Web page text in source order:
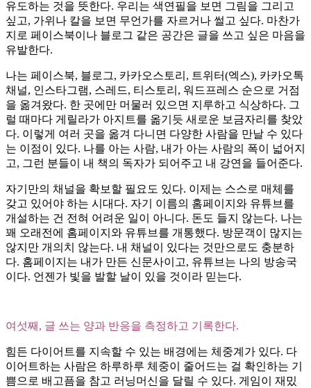
유도하는 것을 뜻한다. 우리는 색연필을 보면 그림을 그리고
싶고, 가위나 칼을 보면 무언가를 자르거나 썰고 싶다. 마찬가
지로 페이스북이나 블로그 같은 공간은 글을 쓰고 싶은 마음을
유발한다.
나는 페이스북, 블로그, 카카오스토리, 트위터(엑스), 카카오톡
채널, 인스타그램, 스레드, 티스토리, 워드프레스 순으로 거점
을 옮겨왔다. 한 곳에만 머물러 있으면 지루하고 식상하다. 그
럴 때마다 게릴라가 아지트를 옮기듯 새로운 보금자리를 찾았
다. 이렇게 여러 곳을 옮겨 다니면 다양한 사람을 만날 수 있다
는 이점이 있다. 나를 아는 사람, 내가 아는 사람의 폭이 넓어지
고, 그런 분들이 내 책의 독자가 되어주고 내 강연을 들어준다.
자기만의 채널을 확보할 필요도 있다. 이제는 스스로 매체를
갖고 있어야 하는 시대다. 자기 이름의 홈페이지와 유튜브를
개설하는 건 전혀 어려운 일이 아니다. 돈도 들지 않는다. 나는
꽤 오래전에 홈페이지와 유튜브를 개통했다. 방문객이 많지는
않지만 개의치 않는다. 내 채널이 있다는 것만으로도 충분하
다. 홈페이지는 내가 만든 신문사이고, 유튜브는 나의 방송국
이다. 언젠가 빛을 발할 날이 있을 것이라 믿는다.
여섯째, 글 쓰는 양과 반응을 측정하고 기록한다.
힘든 다이어트를 지속할 수 있는 배경에는 체중계가 있다. 다
이어트하는 사람은 하루하루 체중이 줄어드는 걸 확인하는 기
쁨으로 배고픔을 참고 러닝머신을 달릴 수 있다. 게임이 재밌